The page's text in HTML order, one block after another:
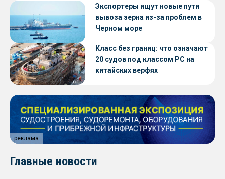
Экспортеры ищут новые пути
вывоза зерна из-за проблем в
Черном море
Класс без границ: что означают
20 судов под классом РС на
китайских верфях
реклама
Главные новости